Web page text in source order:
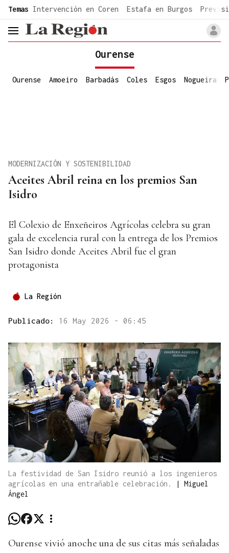
common.go-to-content
Temas Intervención en Coren Estafa en Burgos
header.menu.open
Ourense
Ourense Amoeiro Barbadás Coles Esgos Nogueira
Aceites Abril reina en los premios San
Isidro
MODERNIZACIÓN Y SOSTENIBILIDAD
El Colexio de Enxeñeiros Agrícolas celebra su gran
gala de excelencia rural con la entrega de los Premios
San Isidro donde Aceites Abril fue el gran
protagonista
La Región
Publicado: 16 May 2026 - 06:45
La festividad de San Isidro reunió a los ingenieros
agrícolas en una entrañable celebración.
| Miguel
Ángel
Ourense vivió anoche una de sus citas más señaladas